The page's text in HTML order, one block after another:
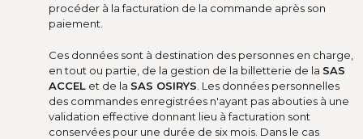
procéder à la facturation de la commande après son
paiement.
Ces données sont à destination des personnes en charge,
en tout ou partie, de la gestion de la billetterie de la SAS
ACCEL et de la SAS OSIRYS . Les données personnelles
des commandes enregistrées n'ayant pas abouties à une
validation effective donnant lieu à facturation sont
conservées pour une durée de six mois. Dans le cas